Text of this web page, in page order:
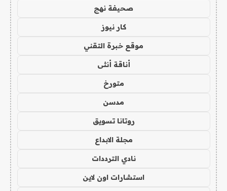
صحيفة نهج
كار نيوز
موقع خبرة التقني
أناقة أنثى
متورخ
مدسن
روتانا تسويق
مجلة الابداع
نادي الترددات
استشارات اون لاين